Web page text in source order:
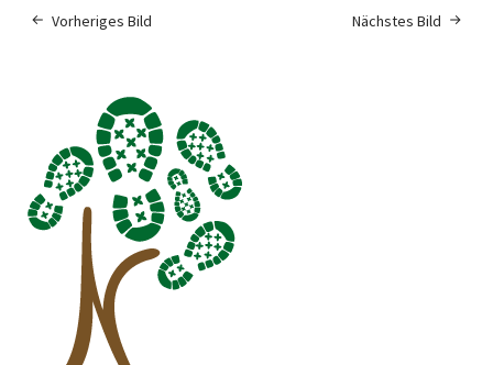
Nächstes Bild
Vorheriges Bild